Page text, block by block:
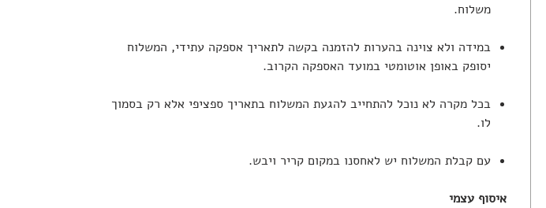
משלוח.
במידה ולא צוינה בהערות להזמנה בקשה לתאריך אספקה עתידי, המשלוח
יסופק באופן אוטומטי במועד האספקה הקרוב.
בכל מקרה לא נוכל להתחייב להגעת המשלוח בתאריך ספציפי אלא רק בסמוך
לו.
עם קבלת המשלוח יש לאחסנו במקום קריר ויבש.
איסוף עצמי